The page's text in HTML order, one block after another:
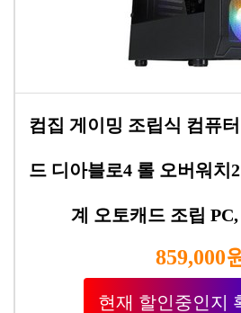
컴집 게이밍 조립식 컴퓨
드 디아블로4 롤 오버워치
계 오토캐드 조립
859,000
현재 할인중인지